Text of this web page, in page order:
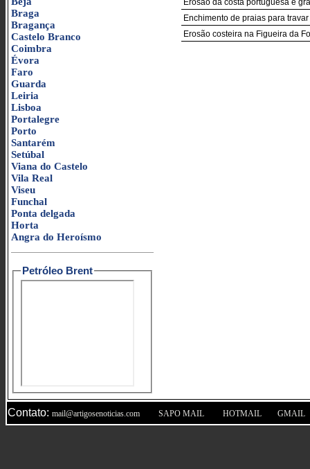
Braga
Bragança
Castelo Branco
Coimbra
Évora
Faro
Guarda
Leiria
Lisboa
Portalegre
Porto
Santarém
Setúbal
Viana do Castelo
Vila Real
Viseu
Funchal
Ponta delgada
Horta
Angra do Heroísmo
Petróleo Brent
Erosão da costa portuguesa é
Enchimento de praias para
Erosão costeira na Figueira da
Contato: mail@artigosenoticias.com SAPO MAIL HOTMAIL GMAIL